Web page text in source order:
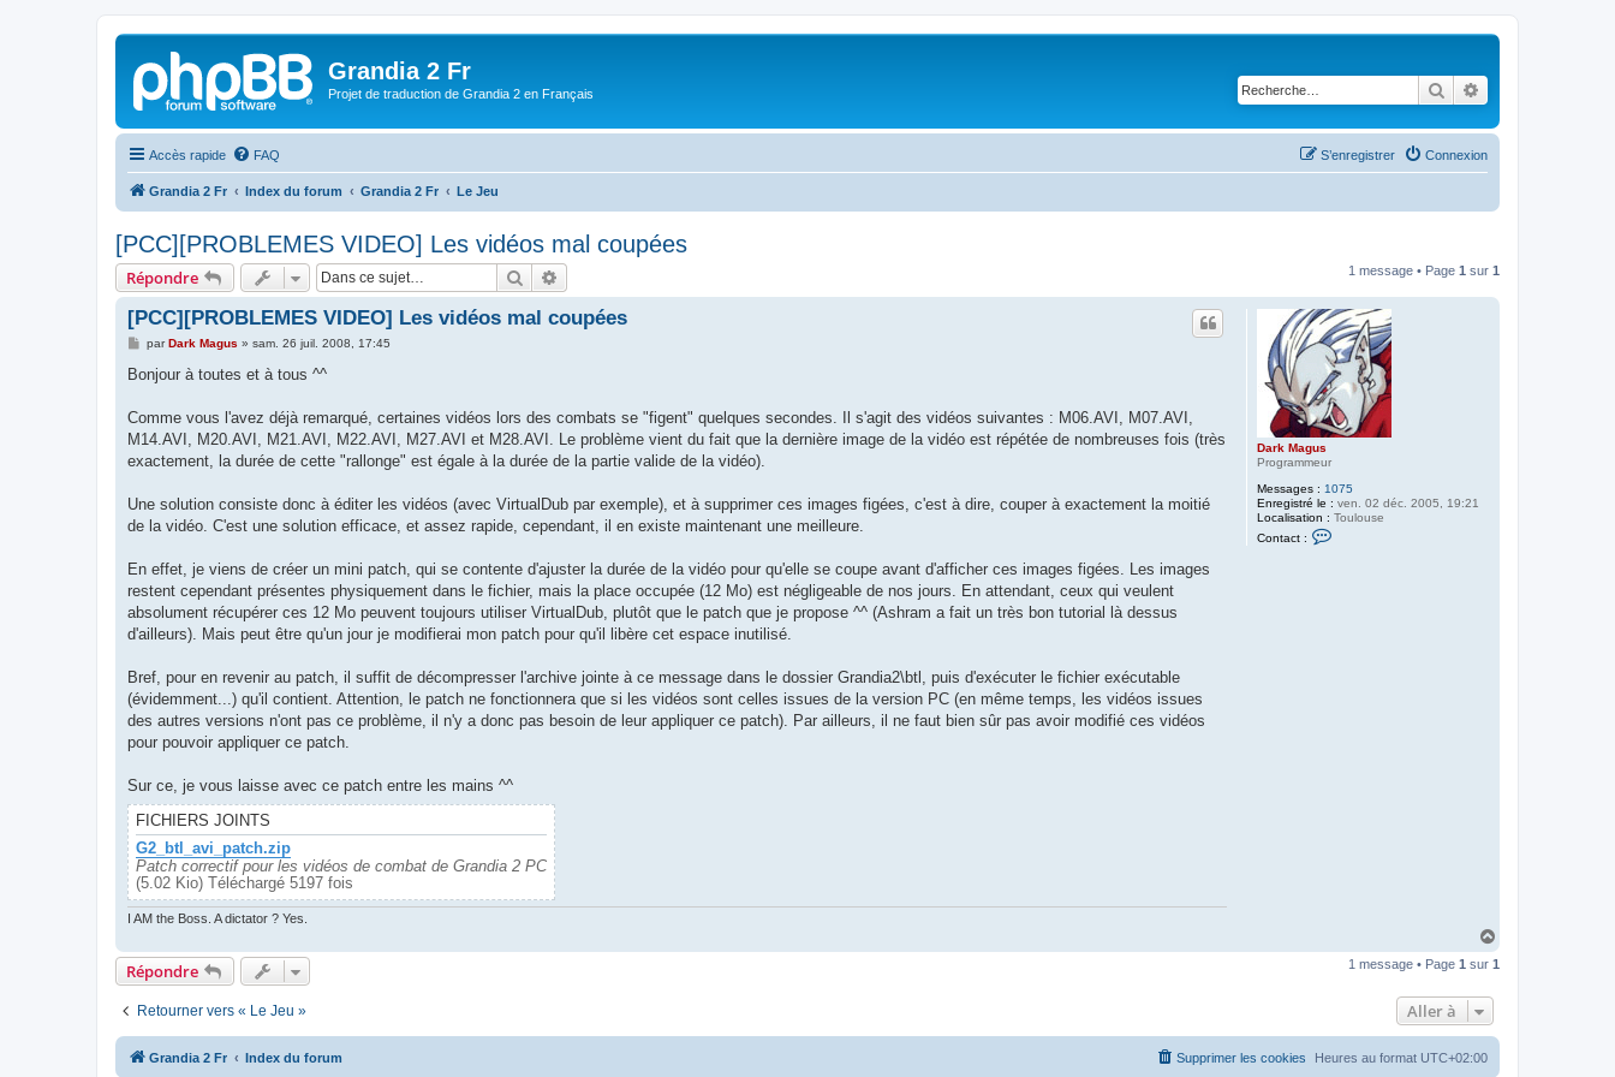
Grandia 2 Fr
Projet de traduction de Grandia 2 en Français Rechercher
Accès rapide FAQ Connexion
S’enregistrer
Grandia 2 Fr Index du forum Grandia 2 Fr Le Jeu
[PCC][PROBLEMES VIDEO] Les vidéos mal coupées
Répondre Rechercher 1 message • Page 1 sur 1
Dark Magus
Programmeur
Messages : 1075
Enregistré le : ven. 02 déc. 2005, 19:21
Localisation : Toulouse
Contact :
[PCC][PROBLEMES VIDEO] Les vidéos mal coupées
M
s
g
parDark Magus » sam. 26 juil. 2008, 17:45
Bonjour à toutes et à tous ^^
Comme vous l'avez déjà remarqué, certaines vidéos lors des combats se "figent" quelques secondes. Il s'agit des vidéos suivantes : M06.AVI, M07.AVI,
M14.AVI, M20.AVI, M21.AVI, M22.AVI, M27.AVI et M28.AVI. Le problème vient du fait que la dernière image de la vidéo est répétée de nombreuses fois (très
exactement, la durée de cette "rallonge" est égale à la durée de la partie valide de la vidéo).
Une solution consiste donc à éditer les vidéos (avec VirtualDub par exemple), et à supprimer ces images figées, c'est à dire, couper à exactement la moitié
de la vidéo. C'est une solution efficace, et assez rapide, cependant, il en existe maintenant une meilleure.
En effet, je viens de créer un mini patch, qui se contente d'ajuster la durée de la vidéo pour qu'elle se coupe avant d'afficher ces images figées. Les images
restent cependant présentes physiquement dans le fichier, mais la place occupée (12 Mo) est négligeable de nos jours. En attendant, ceux qui veulent
absolument récupérer ces 12 Mo peuvent toujours utiliser VirtualDub, plutôt que le patch que je propose ^^ (Ashram a fait un très bon tutorial là dessus
d'ailleurs). Mais peut être qu'un jour je modifierai mon patch pour qu'il libère cet espace inutilisé.
Bref, pour en revenir au patch, il suffit de décompresser l'archive jointe à ce message dans le dossier Grandia2\btl, puis d'exécuter le fichier exécutable
(évidemment...) qu'il contient. Attention, le patch ne fonctionnera que si les vidéos sont celles issues de la version PC (en même temps, les vidéos issues
des autres versions n'ont pas ce problème, il n'y a donc pas besoin de leur appliquer ce patch). Par ailleurs, il ne faut bien sûr pas avoir modifié ces vidéos
pour pouvoir appliquer ce patch.
Sur ce, je vous laisse avec ce patch entre les mains ^^
FICHIERS JOINTS
G2_btl_avi_patch.zip
Patch correctif pour les vidéos de combat de Grandia 2 PC
(5.02 Kio) Téléchargé 5197 fois
I AM the Boss. A dictator ? Yes.
u
Répondre 1 message • Page 1 sur 1
Retourner vers « Le Jeu » Aller à
Grandia 2 Fr Index du forum Heures au format UTC+02:00
Supprimer les cookies